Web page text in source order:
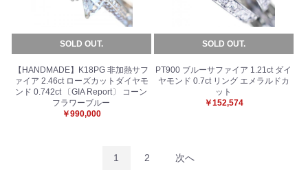
SOLD OUT.
【HANDMADE】K18PG 非加熱サフ
ァイア 2.46ct ローズカットダイヤモ
ンド 0.742ct 〔GIA Report〕 コーン
フラワーブルー
￥990,000
SOLD OUT.
PT900 ブルーサファイア 1.21ct ダイ
ヤモンド 0.7ct リング エメラルドカ
ット
￥152,574
1 2 次へ